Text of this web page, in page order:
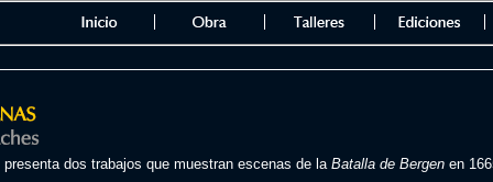
presenta dos trabajos que muestran escenas de la Batalla de Bergen en